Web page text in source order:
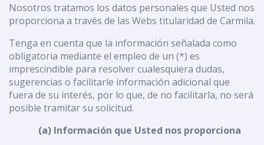
Nosotros tratamos los datos personales que Usted nos
proporciona a través de las Webs titularidad de Carmila.
Tenga en cuenta que la información señalada como
obligatoria mediante el empleo de un (*) es
imprescindible para resolver cualesquiera dudas,
sugerencias o facilitarle información adicional que
fuera de su interés, por lo que, de no facilitarla, no será
posible tramitar su solicitud.
(a) Información que Usted nos proporciona